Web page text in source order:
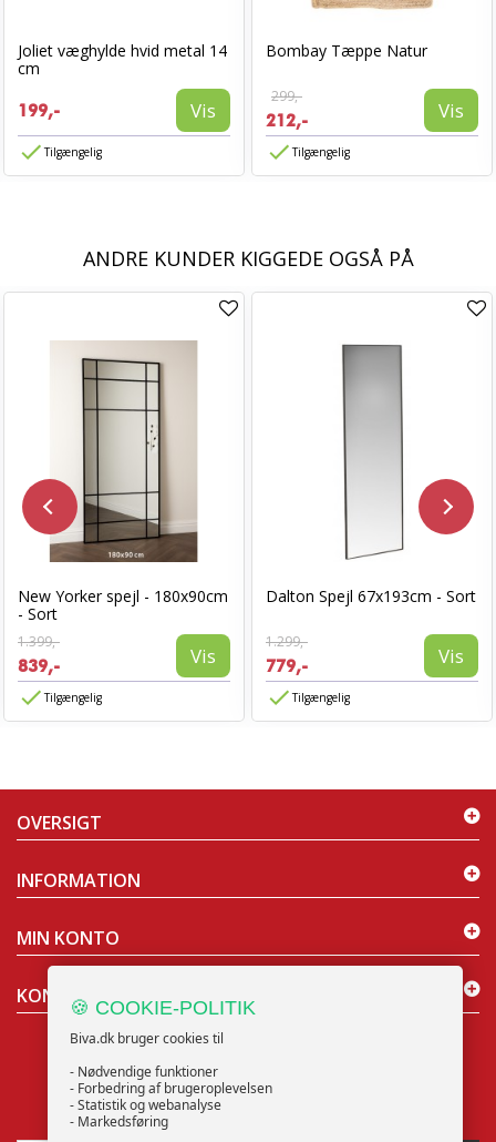
Joliet væghylde hvid metal 14
cm
199,- Vis
Tilgængelig
Bombay Tæppe Natur
299,-
212,- Vis
Tilgængelig
ANDRE KUNDER KIGGEDE OGSÅ PÅ
New Yorker spejl - 180x90cm
- Sort
1.399,-
839,- Vis
Tilgængelig
Dalton Spejl 67x193cm - Sort
1.299,-
779,- Vis
Tilgængelig
OVERSIGT
INFORMATION
MIN KONTO
KONTAKT OS
NYHEDSBREV
🍪 COOKIE-POLITIK
Biva.dk bruger cookies til
- Nødvendige funktioner
- Forbedring af brugeroplevelsen
- Statistik og webanalyse
- Markedsføring